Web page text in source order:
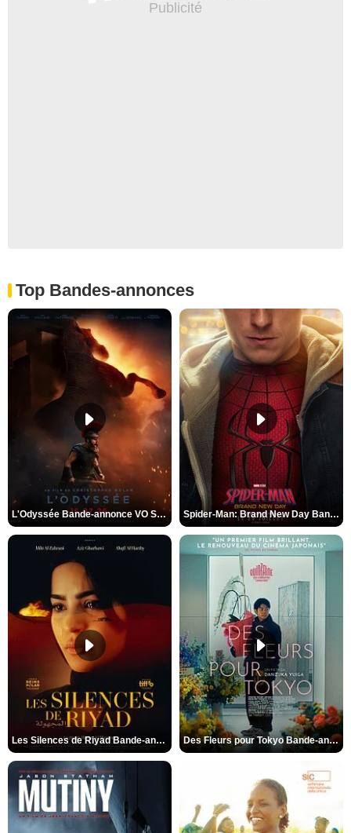
Top Bandes-annonces
L'Odyssée Bande-annonce VO STFR Spider-Man: Brand New Day Bande-annonce VO STFR
Les Silences de Riyad Bande-annonce VO STFR Des Fleurs pour Tokyo Bande-annonce VO STFR